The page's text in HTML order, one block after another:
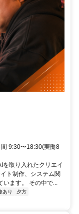
9:30〜18:30(実働8
取り入れたクリエイ
ト制作、システム関
います。 その中で...
あり
夕方